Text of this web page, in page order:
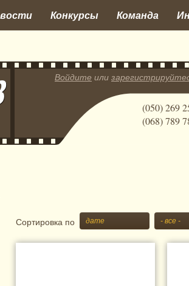
Конкурсы Команда
Войдите или
(050) 269
(068) 789
- все -
Сортировка по дате